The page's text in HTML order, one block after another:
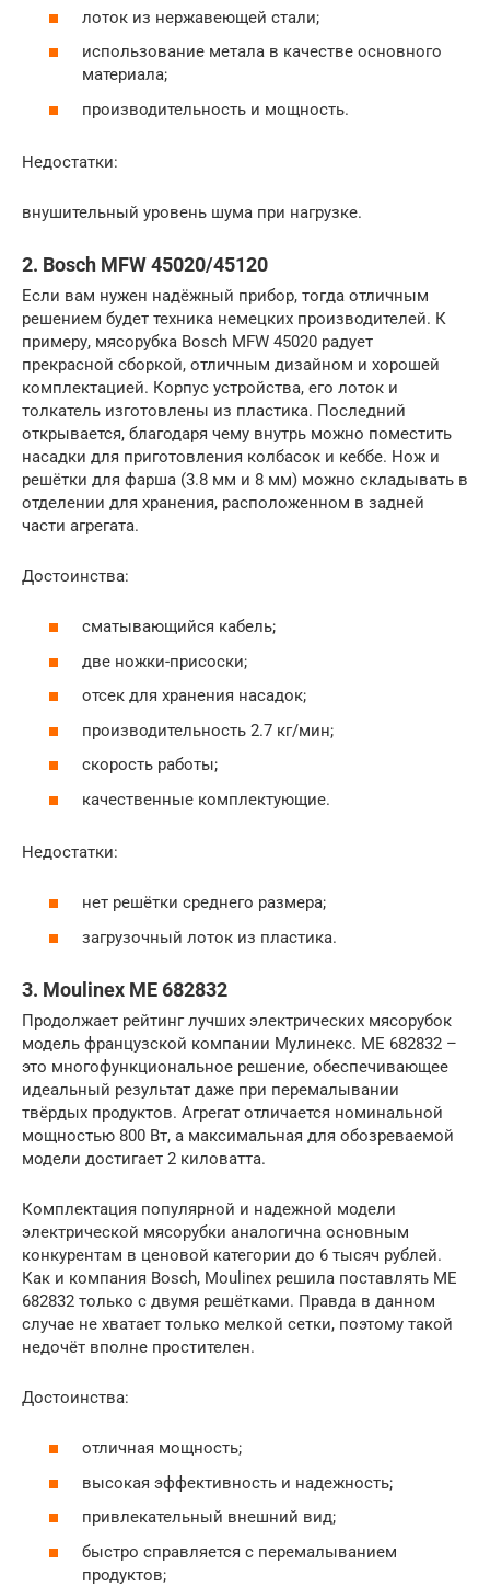
лоток из нержавеющей стали;
использование метала в качестве основного
материала;
производительность и мощность.
Недостатки:
внушительный уровень шума при нагрузке.
2. Bosch MFW 45020/45120
Если вам нужен надёжный прибор, тогда отличным
решением будет техника немецких производителей. К
примеру, мясорубка Bosch MFW 45020 радует
прекрасной сборкой, отличным дизайном и хорошей
комплектацией. Корпус устройства, его лоток и
толкатель изготовлены из пластика. Последний
открывается, благодаря чему внутрь можно поместить
насадки для приготовления колбасок и кеббе. Нож и
решётки для фарша (3.8 мм и 8 мм) можно складывать в
отделении для хранения, расположенном в задней
части агрегата.
Достоинства:
сматывающийся кабель;
две ножки-присоски;
отсек для хранения насадок;
производительность 2.7 кг/мин;
скорость работы;
качественные комплектующие.
Недостатки:
нет решётки среднего размера;
загрузочный лоток из пластика.
3. Moulinex ME 682832
Продолжает рейтинг лучших электрических мясорубок
модель французской компании Мулинекс. ME 682832 –
это многофункциональное решение, обеспечивающее
идеальный результат даже при перемалывании
твёрдых продуктов. Агрегат отличается номинальной
мощностью 800 Вт, а максимальная для обозреваемой
модели достигает 2 киловатта.
Комплектация популярной и надежной модели
электрической мясорубки аналогична основным
конкурентам в ценовой категории до 6 тысяч рублей.
Как и компания Bosch, Moulinex решила поставлять ME
682832 только с двумя решётками. Правда в данном
случае не хватает только мелкой сетки, поэтому такой
недочёт вполне простителен.
Достоинства:
отличная мощность;
высокая эффективность и надежность;
привлекательный внешний вид;
быстро справляется с перемалыванием
продуктов;